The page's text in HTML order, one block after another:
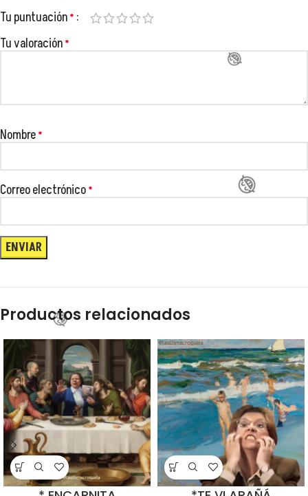
Tu puntuación*
Tu valoración*
Nombre*
Correo electrónico*
Productos relacionados
😂
😂
😂
😂
😂
😂